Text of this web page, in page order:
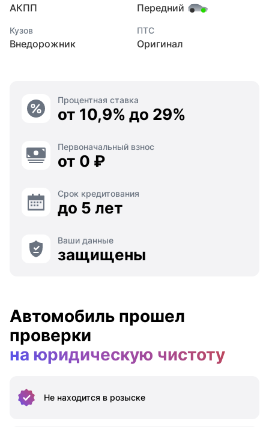
АКПП Передний
Кузов
Внедорожник
ПТС
Оригинал
Процентная ставка
от 10,9% до 29%
Первоначальный взнос
от 0 ₽
Срок кредитования
до 5 лет
Ваши данные
защищены
Автомобиль прошел
проверки
на юридическую чистоту
Не находится в розыске